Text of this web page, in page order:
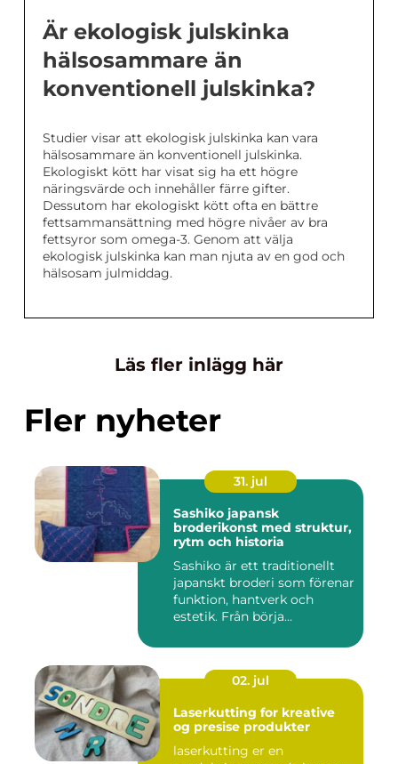
Är ekologisk julskinka
hälsosammare än
konventionell julskinka?
Studier visar att ekologisk julskinka kan vara
hälsosammare än konventionell julskinka.
Ekologiskt kött har visat sig ha ett högre
näringsvärde och innehåller färre gifter.
Dessutom har ekologiskt kött ofta en bättre
fettsammansättning med högre nivåer av bra
fettsyror som omega-3. Genom att välja
ekologisk julskinka kan man njuta av en god och
hälsosam julmiddag.
Läs fler inlägg här
Fler nyheter
31. jul
Sashiko japansk
broderikonst med struktur,
rytm och historia
Sashiko är ett traditionellt
japanskt broderi som förenar
funktion, hantverk och
estetik. Från börja...
02. jul
Laserkutting for kreative
og presise produkter
laserkutting er en